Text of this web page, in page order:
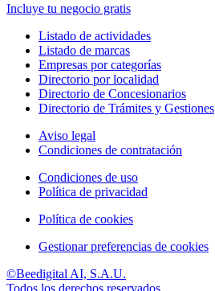
Incluye tu negocio gratis
Listado de actividades
Listado de marcas
Empresas por categorías
Directorio por localidad
Directorio de Concesionarios
Directorio de Trámites y Gestiones
Aviso legal
Condiciones de contratación
Condiciones de uso
Política de privacidad
Política de cookies
Gestionar preferencias de cookies
©Beedigital AI, S.A.U.
Todos los derechos reservados.